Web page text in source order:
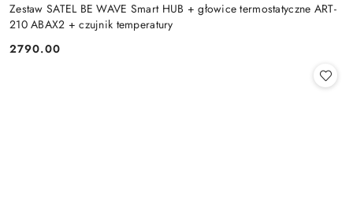
Zestaw SATEL BE WAVE Smart HUB + głowice termostatyczne ART-
210 ABAX2 + czujnik temperatury
Cena:
2790.00